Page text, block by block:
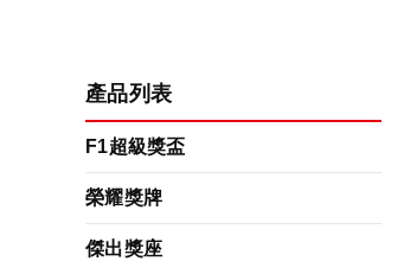
產品列表
F1超級獎盃
榮耀獎牌
傑出獎座